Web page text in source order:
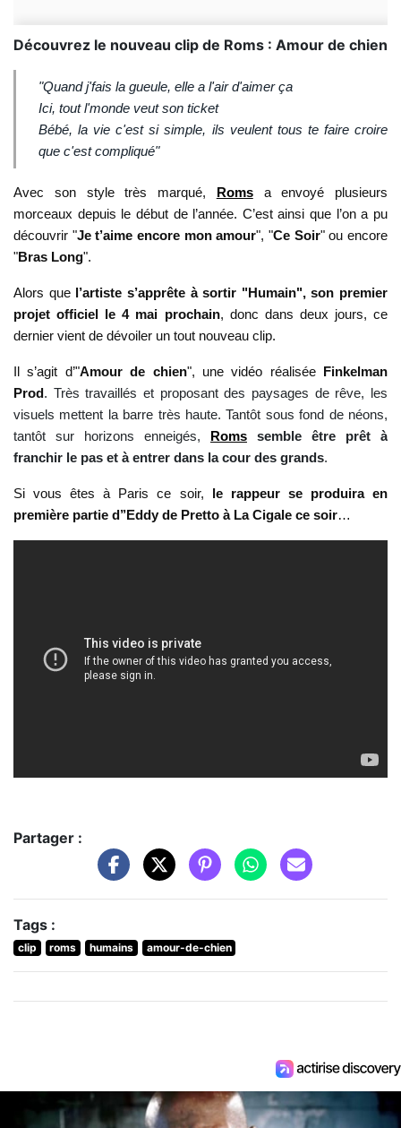
Découvrez le nouveau clip de Roms : Amour de chien
"Quand j'fais la gueule, elle a l'air d'aimer ça
Ici, tout l'monde veut son ticket
Bébé, la vie c'est si simple, ils veulent tous te faire croire
que c'est compliqué"
Avec son style très marqué, Romsa envoyé plusieurs
morceaux depuis le début de l’année. C’est ainsi que l’on a pu
découvrir "Je t’aime encore mon amour", "Ce Soir" ou encore
"Bras Long".
Alors quel’artiste s’apprête à sortir "Humain", son premier
projet officiel le 4 mai prochain, donc dans deux jours, ce
dernier vient de dévoiler un tout nouveau clip.
Il s’agit d’"Amour de chien", une vidéo réalisée
Finkelman
Prod . Très travaillés et proposant des paysages de rêve, les
visuels mettent la barre très haute. Tantôt sous fond de néons,
tantôt sur horizons enneigés,
Roms semble être prêt à
franchir le pas et à entrer dans la cour des grands.
Si vous êtes à Paris ce soir, le rappeur se produira en
première partie d’’Eddy de Pretto à La Cigale ce soir…
Partager :
Tags :
clip roms humains amour-de-chien